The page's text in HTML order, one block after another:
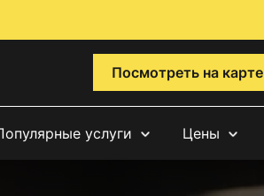
Посмотреть на карте
услуги Цены